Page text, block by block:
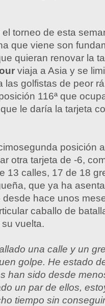
torneo de esta
que viene son
quieran renovar la
viaja a Asia y se
las golfistas de peor
116ª que
le daría la tarjeta
posición
otra tarjeta de -6,
13 calles, 17 de 18
que ya ha
hace unos
caballo de
vuelta.
una calle y un
golpe. He estado
han sido desde
un par de ellos,
tiempo sin